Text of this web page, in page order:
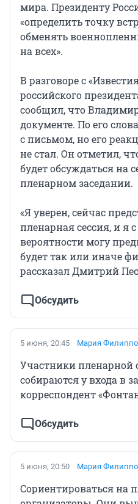
мира. Президенту
«определить точку
обменять
на всех».
В разговоре с
российского
сообщил, что
документе. По его
с письмом, но его
не стал. Он отметил,
будет обсуждаться на
пленарном заседании.
«Я уверен, сейчас
пленарная сессия, и я
вероятности могу
будет так или иначе
рассказал Дмитрий
Обсудить
5 июня, 20:45 Мария
Участники пленарной
собираются у входа в
корреспондент
Обсудить
5 июня, 20:50 Мария
Сориентироваться на